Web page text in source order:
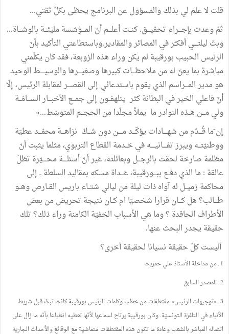
قلت لاعلم لي بذلكوالمسؤولعن البرنامج يحظى بكلّ ثقتي...
ثمّوعدت بإجـــراء تحقيـــق.كنــتأعلـــمأنّ المـــؤسّسةمليئـــة بالوشـــاة...
وبتّ ليلتـــيأفكــّرفي المصائروالمقادير.وباستطاعتي التأكيدبأنّ
الرئيس الحبيب بورقيبة لم يكنوراء هذه الزوبعة،فقدكان يكلّمني
مباشرة بما يعنّ لهمنملاحظـــاتكبيرهاوصغيـــرهاوالوسيــــط الوحيد
هومديرالمـــراسم الذي يقوم باستدعائي إلى القصـــرلمقابلة الرئيس،إلّا
أنّفاعلي الخيرفي البطانةكثر يتلهفــون إلىجمـــع الأخبـــارالســـامّــة
وليمـــن هــذه النوادرما يملأمجلّدامن الحجـــم المتوسّط...
»
إنّماقُـــدّممن شهــــادات يؤكّـــدمــــندون شــكّ نزاهـــةمحمّـــدعطيّة
ووطنيّتــهويبرزتفــــانيــــهفيخــدمة القطاع التربوي،مثلما يثبتأنّ
مظلمة صارخة لحقت بالرجـــلوبعائلته،غيرأنّأسئلــــةمحــــيّرة تظلّ
عالقة :ما الذيدفــع ببـــورقيبة،غـــداةمسكه بمقاليدالسلطةــإلى
محاكمة زميــل لهآواهذات ليلةمن ليالي شتــاء باريس القــارصوهــو
طـــالب؟هلكـــانقرارا شخصيّا امكــان نتيجة تحريضمن بعض
الأطراف الحاقدة ؟وما هي الأسباب الخفيّة الكامنةوراءذلك؟تلك
حقيقة يجدرالبحثعنها.
أليستكلّحقيقة نسيانا لحقيقةأخرى؟
1ـمنمداخلةالأستاذعليحمريت
2ـالمصدرالسابق
3ـ«توجيهاتالرئيس»مقتطفاتمنخطبوكلماتالرئيس بورقيبةكانتتبثّقبل شريط
الأنباءفيالتلفزةالتونسيّة.وكان بورقيبةيرتاح لسماعها لأنّهاتعطيهانطباعا بأنّهما زال على
اتصالهالمباشربالشعبوعادةماتكون هذهالمقتطفاتمتماشيةمعالوقائعوالأحداثالجارية